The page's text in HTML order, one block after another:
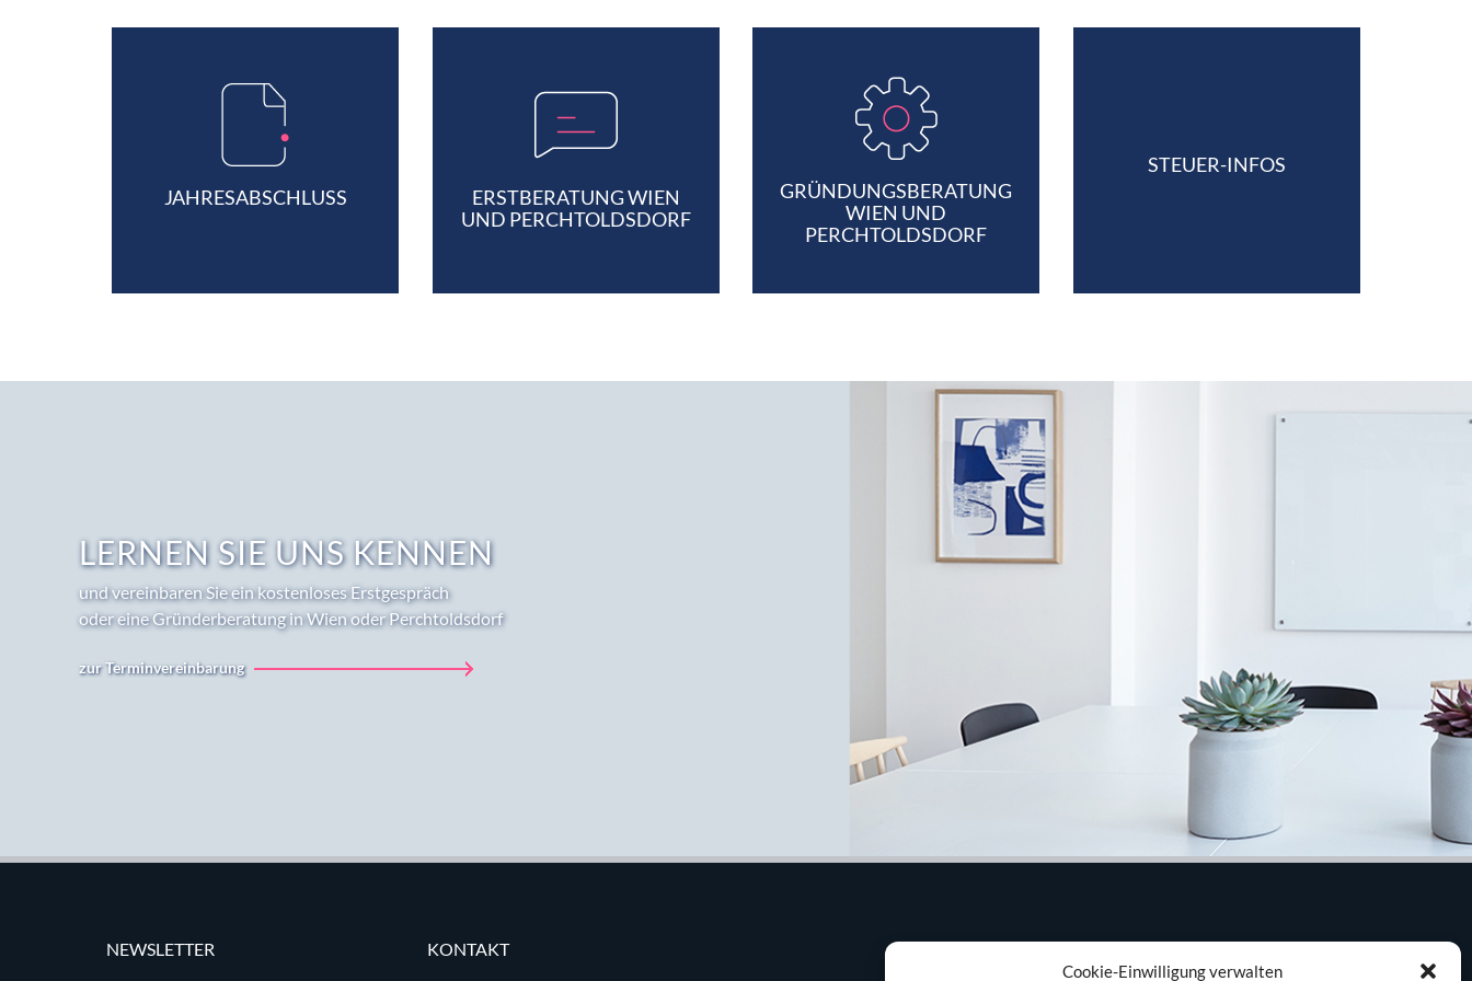
Cookie-Einwilligung verwalten
JAHRESABSCHLUSS
ERSTBERATUNG WIEN
UND PERCHTOLDSDORF
GRÜNDUNGSBERATUNG
WIEN UND
PERCHTOLDSDORF
STEUER-INFOS
LERNEN SIE UNS KENNEN
und vereinbaren Sie ein kostenloses Erstgespräch
oder eine Gründerberatung in Wien oder Perchtoldsdorf
zur Terminvereinbarung
NEWSLETTER KONTAKT KLIENTENPORTAL